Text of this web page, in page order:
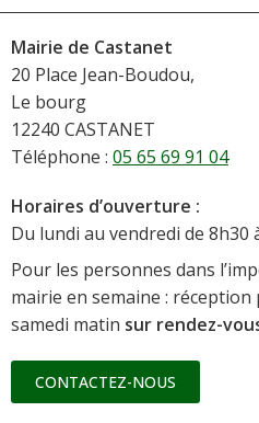
Mairie de Castanet
20 Place Jean-Boudou,
Le bourg
12240 CASTANET
Téléphone : 05 65 69 91 04
Horaires d’ouverture :
Du lundi au vendredi de 8h30
Pour les personnes dans
mairie en semaine :
samedi matin sur rendez-
CONTACTEZ-NOUS